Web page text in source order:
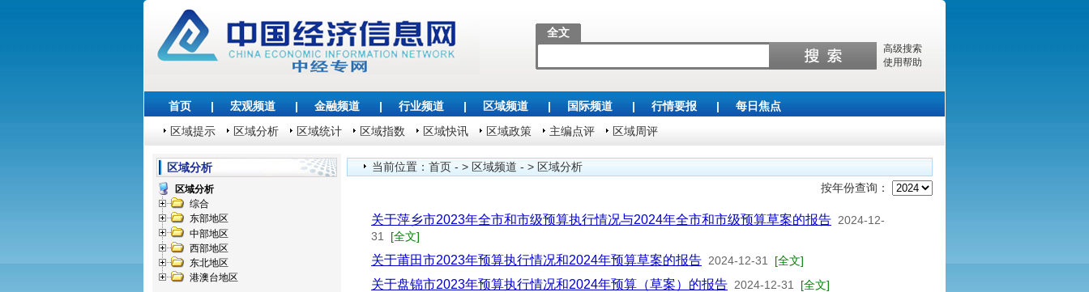
全文
高级搜索
使用帮助
首页 | 宏观频道 | 金融频道 | 行业频道 | 区域频道 | 国际频道 | 行情要报 |
每日焦点
区域提示
区域分析 区域统计 区域指数 区域快讯 区域政策 主编点评 区域周评
区域分析
区域分析
综合
东部地区
中部地区
西部地区
东北地区
港澳台地区
当前位置： 首页 - > 区域频道 - > 区域分析
按年份查询：
关于萍乡市2023年全市和市级预算执行情况与2024年全市和市级预算草案的报告 2024-12-
31
[全文]
关于莆田市2023年预算执行情况和2024年预算草案的报告 2024-12-31 [全文]
关于盘锦市2023年预算执行情况和2024年预算（草案）的报告 2024-12-31 [全文]